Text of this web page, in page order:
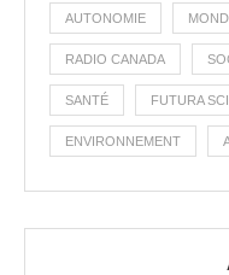
AUTONOMIE
RADIO CANADA
SANTÉ FUTURA
ENVIRONNEMENT